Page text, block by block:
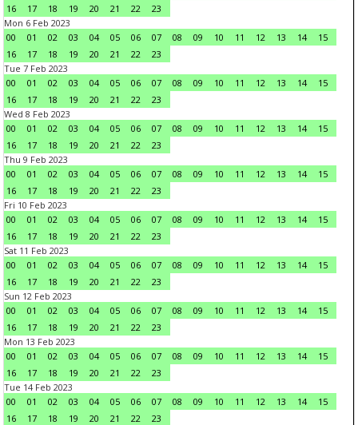
16
17 18 19 20 21 22
23
Mon 6 Feb 2023
00
01 02 03 04 05 06 07 08 09 10 11 12 13 14
15
16
17 18 19 20 21 22
23
Tue 7 Feb 2023
00
01 02 03 04 05 06 07 08 09 10 11 12 13 14
15
16
17 18 19 20 21 22
23
Wed 8 Feb 2023
00
01 02 03 04 05 06 07 08 09 10 11 12 13 14
15
16
17 18 19 20 21 22
23
Thu 9 Feb 2023
00
01 02 03 04 05 06 07 08 09 10 11 12 13 14
15
16
17 18 19 20 21 22
23
Fri 10 Feb 2023
00
01 02 03 04 05 06 07 08 09 10 11 12 13 14
15
16
17 18 19 20 21 22
23
Sat 11 Feb 2023
00
01 02 03 04 05 06 07 08 09 10 11 12 13 14
15
16
17 18 19 20 21 22
23
Sun 12 Feb 2023
00
01 02 03 04 05 06 07 08 09 10 11 12 13 14
15
16
17 18 19 20 21 22
23
Mon 13 Feb 2023
00
01 02 03 04 05 06 07 08 09 10 11 12 13 14
15
16
17 18 19 20 21 22
23
Tue 14 Feb 2023
00
01 02 03 04 05 06 07 08 09 10 11 12 13 14
15
16
17 18 19 20 21 22
23